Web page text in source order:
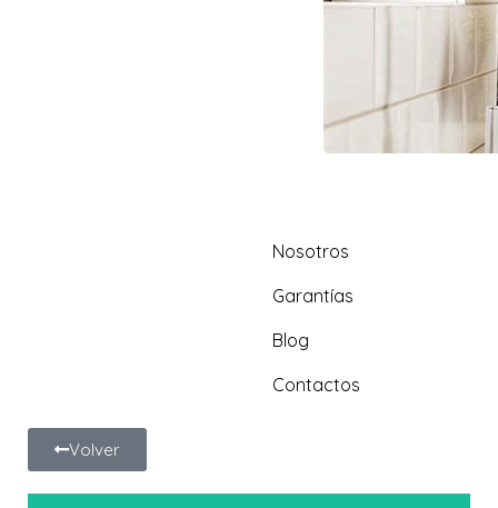
Nosotros
Garantías
Blog
Contactos
Volver